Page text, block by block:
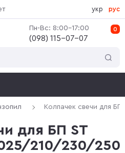
0
Пн-Вс: 8:00-17:00
(‎098) 115-07-07
укр рус
Колпачек свечи для
для БП ST
210/230/250